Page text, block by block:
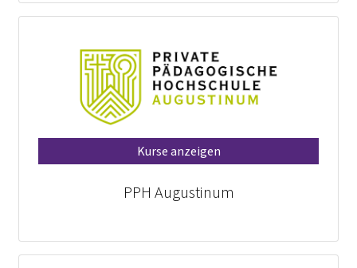
Kurse anzeigen
PPH Augustinum